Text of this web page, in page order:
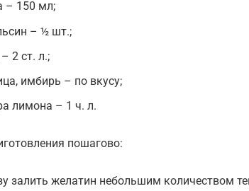
– 150 мл;
– ½ шт.;
2 ст. л.;
имбирь – по вкусу;
лимона – 1 ч. л.
пошагово:
залить желатин небольшим количеством